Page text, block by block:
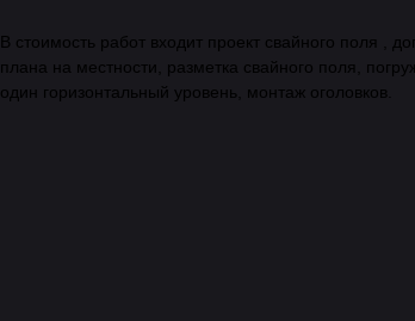
В стоимость работ входит проект свайного поля ,
плана на местности, разметка свайного поля,
один горизонтальный уровень, монтаж оголовков.